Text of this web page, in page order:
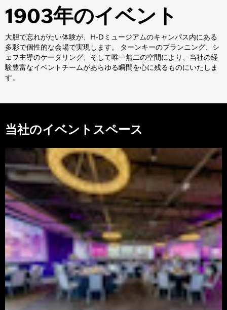
1903年のイベント
大胆で忘れがたい体験が、H-Dミュージアムのキャンパス内にある
多彩で個性的な会場で実現します。 ターンキーのプランニング、シ
ェフ主導のケータリング、そして唯一無二の空間により、当社の経
験豊富なイベントチームがあらゆる瞬間を心に残るものにいたしま
す。
当社のイベントスペース